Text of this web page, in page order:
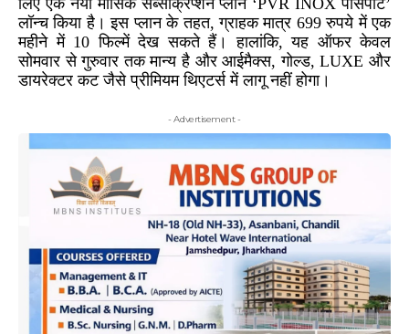
लॉन्च किया है। इस प्लान के तहत, ग्राहक मात्र 699 रुपये में एक
महीने में 10 फिल्में देख सकते हैं। हालांकि, यह ऑफर केवल
सोमवार से गुरुवार तक मान्य है और आईमैक्स, गोल्ड, LUXE और
डायरेक्टर कट जैसे प्रीमियम थिएटर्स में लागू नहीं होगा।
- Advertisement -